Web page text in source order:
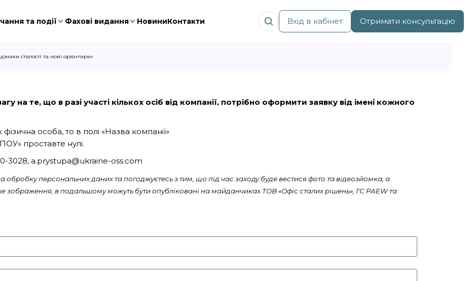
та події Фахові видання НовиниКонтакти Вхід в кабінет Отримати консультацію
сталості та нові орієнтири»
на те, що в разі участі кількох осіб від компанії, потрібно оформити заявку від імені кожного
особа, то в полі «Назва компанії»
проставте нулі.
3028, a.prystupa@ukraine-oss.com
персональних даних та погоджуєтесь з тим, що під час заходу буде вестися фото та відеозйомка, а
зображення, в подальшому можуть бути опубліковані на майданчиках ТОВ «Офіс сталих рішень», ГС PAEW та